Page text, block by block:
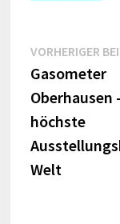
VORHERIGER
Gasometer
Oberhausen
höchste
Welt